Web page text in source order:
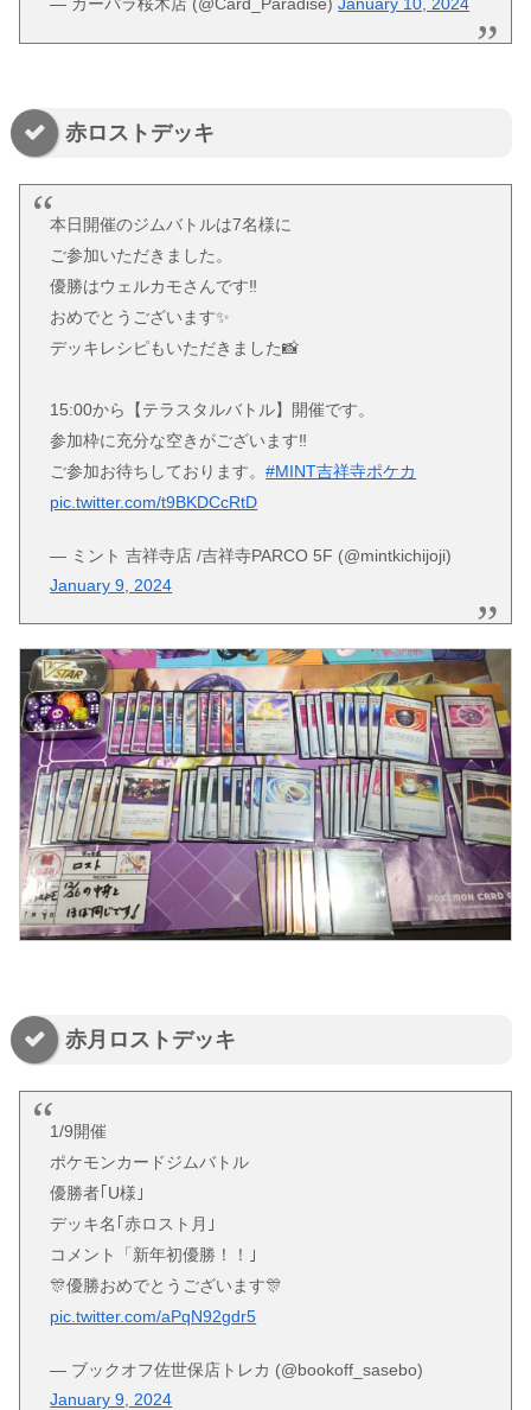
赤ロストデッキ
本日開催のジムバトルは7名様に
ご参加いただきました。
優勝はウェルカモさんです‼️
おめでとうございます✨
デッキレシピもいただきました📸
15:00から【テラスタルバトル】開催です。
参加枠に充分な空きがございます‼️
ご参加お待ちしております。#MINT吉祥寺ポケカ
pic.twitter.com/t9BKDCcRtD
— ミント 吉祥寺店 /吉祥寺PARCO 5F (@mintkichijoji)
January 9, 2024
赤月ロストデッキ
1/9開催
ポケモンカードジムバトル
優勝者｢U様｣
デッキ名｢赤ロスト月｣
コメント「新年初優勝！！｣
🎊優勝おめでとうございます🎊
pic.twitter.com/aPqN92gdr5
— ブックオフ佐世保店トレカ (@bookoff_sasebo)
January 9, 2024